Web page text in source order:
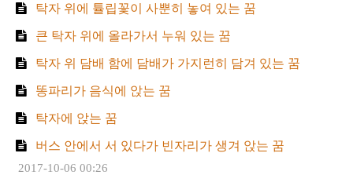
탁자 위에 튤립꽃이 사뿐히 놓여 있는 꿈
큰 탁자 위에 올라가서 누워 있는 꿈
탁자 위 담배 함에 담배가 가지런히 담겨 있는 꿈
똥파리가 음식에 앉는 꿈
탁자에 앉는 꿈
버스 안에서 서 있다가 빈자리가 생겨 앉는 꿈
2017-10-06 00:26